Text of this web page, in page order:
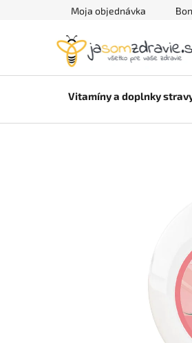
Moja objednávka
Vitamíny a doplnky